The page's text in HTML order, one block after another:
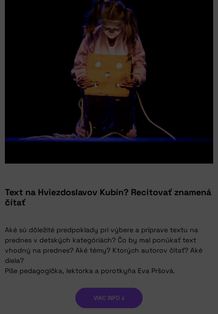
Text na Hviezdoslavov Kubín? Recitovať znamená
čítať
Aké sú dôležité predpoklady pri výbere a príprave textu na
prednes v detských kategóriách? Čo by mal ponúkať text
vhodný na prednes? Aké témy? Ktorých autorov čítať? Aké
diela?
Píše pedagogička, lektorka a porotkyňa Eva Pršová.
VIAC INFO ↓